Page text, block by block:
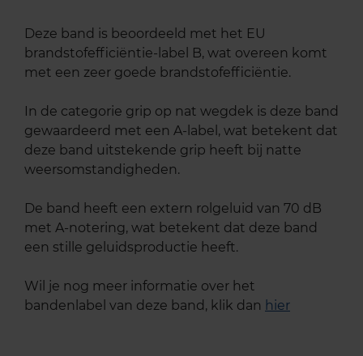
Deze band is beoordeeld met het EU
brandstofefficiëntie-label B, wat overeen komt
met een zeer goede brandstofefficiëntie.
In de categorie grip op nat wegdek is deze band
gewaardeerd met een A-label, wat betekent dat
deze band uitstekende grip heeft bij natte
weersomstandigheden.
De band heeft een extern rolgeluid van 70 dB
met A-notering, wat betekent dat deze band
een stille geluidsproductie heeft.
Wil je nog meer informatie over het
bandenlabel van deze band, klik dan hier